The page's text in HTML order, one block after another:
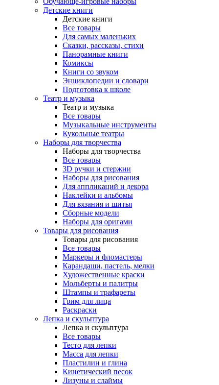
Детские книги
Детские книги
Все товары
Для самых маленьких
Сказки, рассказы, стихи
Панорамные книги
Комиксы
Книги со звуком
Энциклопедии и словари
Подготовка к школе
Театр и музыка
Театр и музыка
Все товары
Музыкальные инструменты
Кукольные театры
Наборы для творчества
Наборы для творчества
Все товары
3D ручки и стержни
Наборы для рисования
Для аппликаций и декора
Наклейки и альбомы
Для вязания и шитья
Сборные модели
Наборы для оригами
Товары для рисования
Товары для рисования
Все товары
Маркеры и фломастеры
Карандаши, пастель, мелки
Художественные краски
Мольберты и палитры
Штампы и трафареты
Грим для лица
Раскраски
Лепка и скульптура
Лепка и скульптура
Все товары
Тесто для лепки
Масса для лепки
Пластилин и глина
Кинетический песок
Лизуны и слаймы